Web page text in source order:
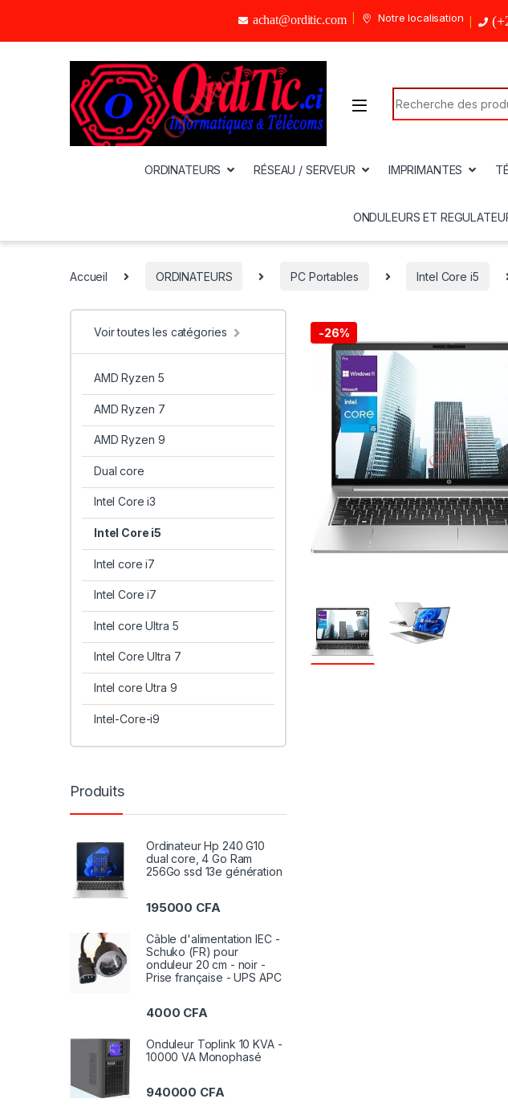
achat@orditic.com Notre localisation
Search for:
ORDINATEURS RÉSEAU / SERVEUR IMPRIMANTES
ONDULEURS ET
Accueil ORDINATEURS PC Portables Intel Core i5
-26%
Voir toutes les catégories
AMD Ryzen 5
AMD Ryzen 7
AMD Ryzen 9
Dual core
Intel Core i3
Intel Core i5
Intel core i7
Intel Core i7
Intel core Ultra 5
Intel Core Ultra 7
Intel core Utra 9
Intel-Core-i9
Produits
Ordinateur Hp 240 G10
dual core, 4 Go Ram
256Go ssd 13e génération
195000 CFA
Câble d'alimentation IEC -
Schuko (FR) pour
onduleur 20 cm - noir -
Prise française - UPS APC
4000 CFA
Onduleur Toplink 10 KVA -
10000 VA Monophasé
940000 CFA